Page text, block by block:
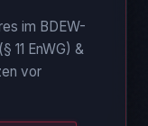
im BDEW-
11 EnWG) &
vor